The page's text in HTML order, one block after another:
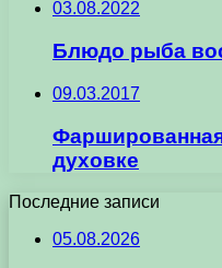
03.08.2022
Блюдо рыба
09.03.2017
духовке
Последние записи
05.08.2026